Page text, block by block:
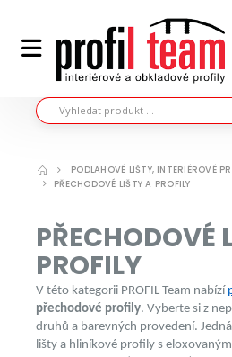
PODLAHOVÉ LIŠTY, INTERIÉROVÉ
PŘECHODOVÉ LIŠTY A PROFILY
PŘECHODOVÉ
PROFILY
V této kategorii PROFIL Team nabízí
přechodové profily. Vyberte si z
druhů a barevných provedení.
lišty a hliníkové profily s